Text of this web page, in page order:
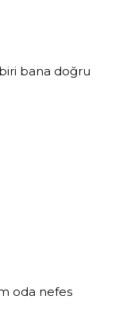
bana doğru
oda nefes